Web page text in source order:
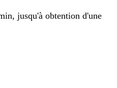
jusqu'à obtention d'une